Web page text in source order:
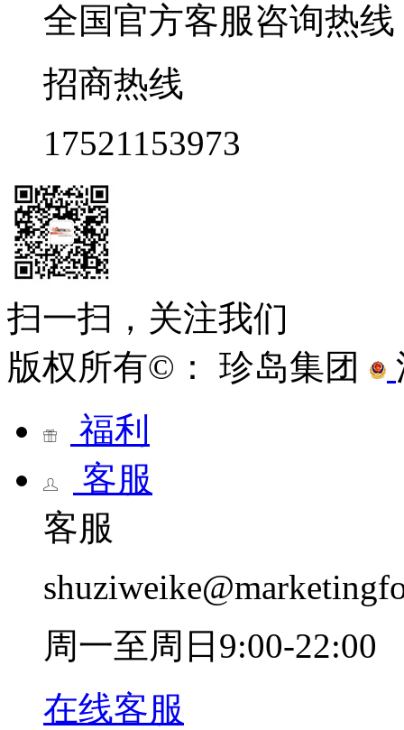
全国官方客服咨询热线
招商热线
17521153973
扫一扫，关注我们
版权所有©： 珍岛集团
福利
客服
客服
周一至周日9:00-22:00
在线客服